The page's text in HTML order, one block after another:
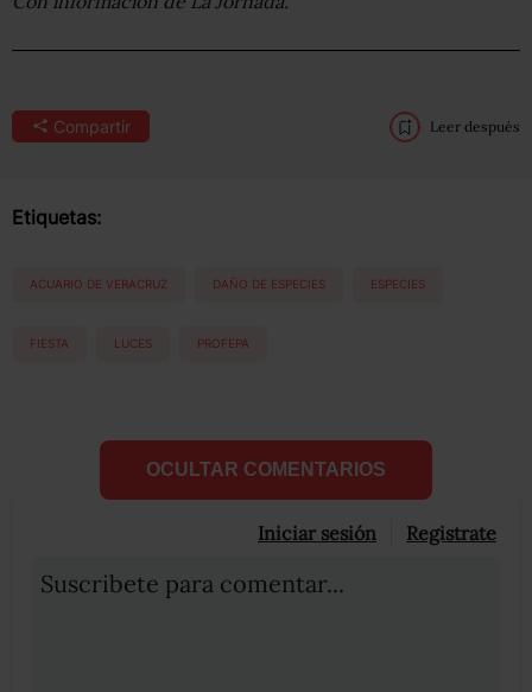
Compartir Leer después
Etiquetas:
ACUARIO DE VERACRUZ DAÑO DE ESPECIES ESPECIES
FIESTA LUCES PROFEPA
OCULTAR COMENTARIOS
Iniciar sesión Registrate
Suscribete para comentar...